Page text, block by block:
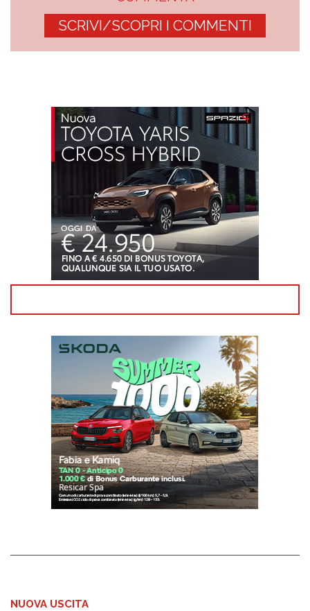
SCRIVI/SCOPRI I COMMENTI
NUOVA USCITA